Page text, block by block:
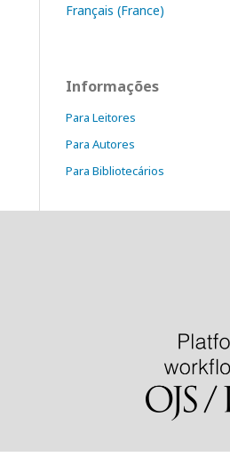
Français (France)
Informações
Para Leitores
Para Autores
Para Bibliotecários